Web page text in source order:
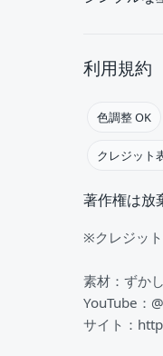
利用規約
色調整 OK
クレジット
著作権は放
※クレジッ
素材：ずか
YouTube：
サイト：